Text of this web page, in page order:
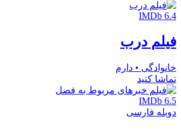
IMDb 6.4
فیلم درب
خانوادگی • دارم
تماشا کنید
IMDb 6.5
دوبله فارسی